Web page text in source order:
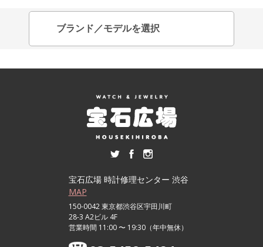
宝石広場 時計修理センター 渋谷
MAP
150-0042 東京都渋谷区宇田川町
28-3 A2ビル 4F
営業時間 11:00 〜 19:30（年中無休）